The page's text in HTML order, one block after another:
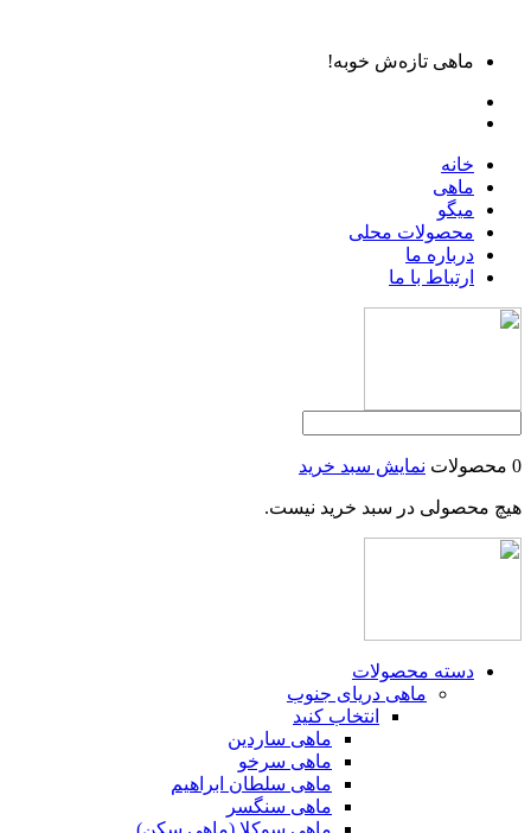
ماهی تازه‌ش خوبه!
خانه
ماهی
میگو
محصولات محلی
درباره ما
ارتباط با ما
0 محصولات نمایش سبد خرید
هیچ محصولی در سبد خرید نیست.
دسته محصولات
ماهی دریای جنوب
انتخاب کنید
ماهی ساردین
ماهی سرخو
ماهی سلطان ابراهیم
ماهی سنگسر
ماهی سوکلا (ماهی سکن)